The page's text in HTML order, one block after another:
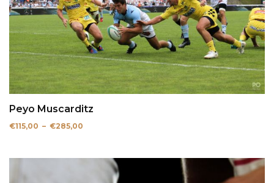
Peyo Muscarditz
€115,00 – €285,00
€285,00